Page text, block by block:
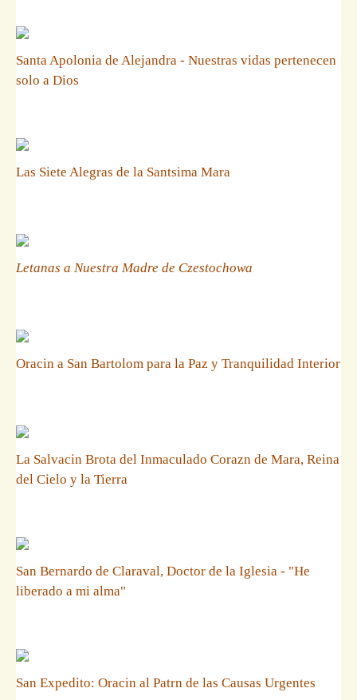
Santa Apolonia de Alejandra - Nuestras vidas pertenecen
solo a Dios
Las Siete Alegras de la Santsima Mara
Letanas a Nuestra Madre de Czestochowa
Oracin a San Bartolom para la Paz y Tranquilidad Interior
La Salvacin Brota del Inmaculado Corazn de Mara, Reina
del Cielo y la Tierra
San Bernardo de Claraval, Doctor de la Iglesia - "He
liberado a mi alma"
San Expedito: Oracin al Patrn de las Causas Urgentes